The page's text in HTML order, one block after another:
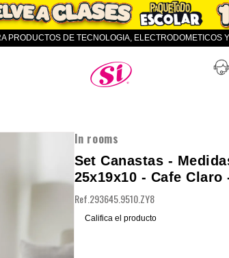
PRODUCTOS DE TECNOLOGIA,
Almacenes SI
In rooms
Set Canastas -
25x19x10 - Cafe Claro
Ref. 293645.9510.ZY8
Califica el producto